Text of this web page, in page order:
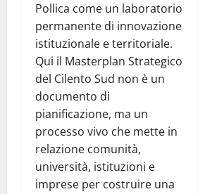
Pollica come un laboratorio
permanente di innovazione
istituzionale e territoriale.
Qui il Masterplan Strategico
del Cilento Sud non è un
documento di
pianificazione, ma un
processo vivo che mette in
relazione comunità,
università, istituzioni e
imprese per costruire una